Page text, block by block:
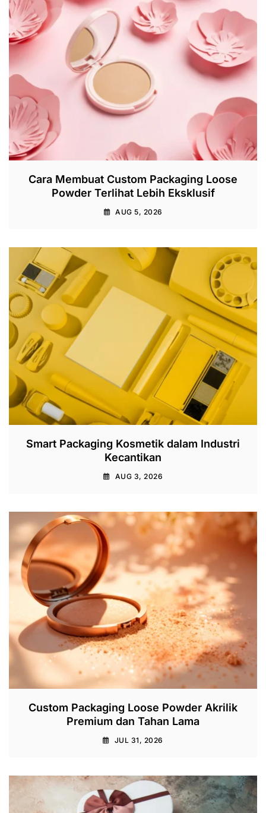
Cara Membuat Custom Packaging Loose
Powder Terlihat Lebih Eksklusif
AUG 5, 2026
Smart Packaging Kosmetik dalam Industri
Kecantikan
AUG 3, 2026
Custom Packaging Loose Powder Akrilik
Premium dan Tahan Lama
JUL 31, 2026